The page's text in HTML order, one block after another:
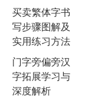
买卖繁体字书
写步骤图解及
实用练习方法
门字旁偏旁汉
字拓展学习与
深度解析